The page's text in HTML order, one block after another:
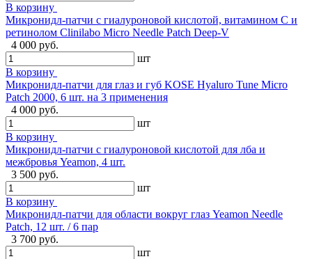
В корзину
Микронидл-патчи с гиалуроновой кислотой, витамином C и
ретинолом Clinilabo Micro Needle Patch Deep-V
4 000 руб.
шт
В корзину
Микронидл-патчи для глаз и губ KOSE Hyaluro Tune Micro
Patch 2000, 6 шт. на 3 применения
4 000 руб.
шт
В корзину
Микронидл-патчи с гиалуроновой кислотой для лба и
межбровья Yeamon, 4 шт.
3 500 руб.
шт
В корзину
Микронидл-патчи для области вокруг глаз Yeamon Needle
Patch, 12 шт. / 6 пар
3 700 руб.
шт